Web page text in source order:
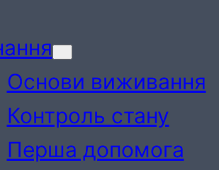
Основи виживання
Контроль стану
Перша допомога